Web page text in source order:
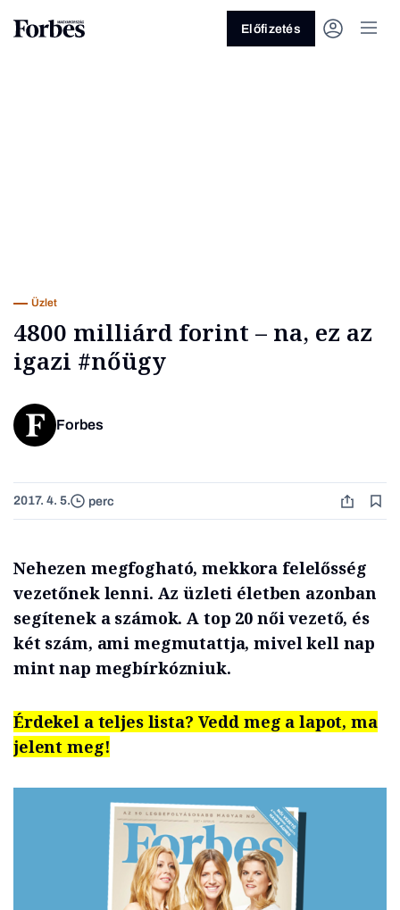
Előfizetés
Üzlet
4800 milliárd forint – na, ez az
igazi #nőügy
Forbes
2017. 4. 5. perc
Nehezen megfogható, mekkora felelősség
vezetőnek lenni. Az üzleti életben azonban
segítenek a számok. A top 20 női vezető, és
két szám, ami megmutattja, mivel kell nap
mint nap megbírkózniuk.
Érdekel a teljes lista? Vedd meg a lapot, ma
jelent meg!